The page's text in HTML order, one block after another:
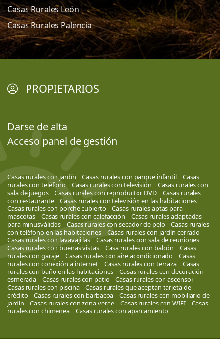
Casas Rurales León
Casas Rurales Palencia
PROPIETARIOS
Darse de alta
Acceso panel de gestión
Casas rurales con jardín Casas rurales con parque infantil
Casas
rurales con teléfono
Casas rurales con televisión
Casas rurales con
sala de juegos
Casas rurales con reproductor DVD
Casas rurales
con restaurante
Casas rurales con televisión en las habitaciones
Casas rurales con porche cubierto
Casas rurales aptas para
mascotas
Casas rurales con calefacción
Casas rurales adaptadas
para minusválidos
Casas rurales con secador de pelo
Casas rurales
con teléfono en las habitaciones
Casas rurales con jardín cerrado
Casas rurales con lavavajillas
Casas rurales con sala de reuniones
Casas rurales con buenas vistas
Casa rurales con balcón
Casas
rurales con garaje
Casas rurales con aire acondicionado
Casas
rurales con conexión a internet
Casas rurales con terraza
Casas
rurales con baño en las habitaciones
Casas rurales con decoración
esmerada
Casas rurales con patio
Casas rurales con ascensor
Casas rurales con piscina
Casas rurales que aceptan tarjeta de
crédito
Casas rurales con barbacoa
Casas rurales con mobiliario de
jardín
Casas rurales con zona verde Casas rurales con WIFI
Casas
rurales con chimenea
Casas rurales con aparcamiento